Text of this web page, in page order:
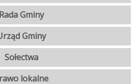
Rada Gminy
Gminy
Sołectwa
lokalne